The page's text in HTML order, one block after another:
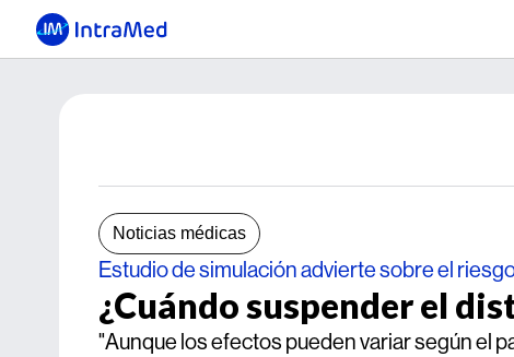
Noticias médicas
Estudio de simulación advierte sobre el
¿Cuándo suspender el
"Aunque los efectos pueden variar según el